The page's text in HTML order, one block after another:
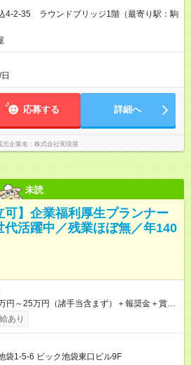
規案件獲得に応じてインセンティブあり
間あり 試用期間の長さ：6ヶ月 雇用形態、
じです。
4-2-35 ラウンドブリッジ1階（最寄り駅：駒
応募する 詳細へ
元企業名 株式会社実現屋
未読
可】企業福利厚生プランナー
活躍中／残業ほぼ無／年140
円～25万円（諸手当含まず）＋報奨金＋賞与
46万7000円（2024年度
含まれていません。 ◆入社前に行なわ
支給） 【試用期間】試用期間あ
：6ヶ月 雇用形態、給与は本採用時と同じで
あり
袋1-5-6 ビック池袋東口ビル9F